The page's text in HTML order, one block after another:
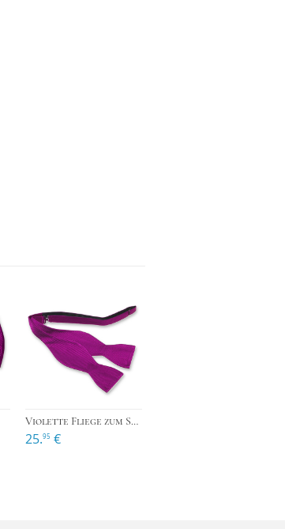
›
Violette Fliege zum Selberbinden
25.95 €